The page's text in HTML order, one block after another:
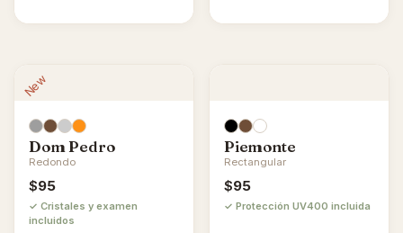
New
Dom Pedro
Redondo
$95
✓ Cristales y examen
incluidos
Piemonte
Rectangular
$95
✓ Protección UV400 incluida